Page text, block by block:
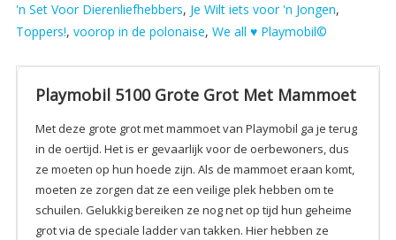
'n Set Voor Dierenliefhebbers, Je Wilt iets voor 'n Jongen,
Toppers!, voorop in de polonaise, We all ♥ Playmobil©
Playmobil 5100 Grote Grot Met Mammoet
Met deze grote grot met mammoet van Playmobil ga je terug
in de oertijd. Het is er gevaarlijk voor de oerbewoners, dus
ze moeten op hun hoede zijn. Als de mammoet eraan komt,
moeten ze zorgen dat ze een veilige plek hebben om te
schuilen. Gelukkig bereiken ze nog net op tijd hun geheime
grot via de speciale ladder van takken. Hier hebben ze